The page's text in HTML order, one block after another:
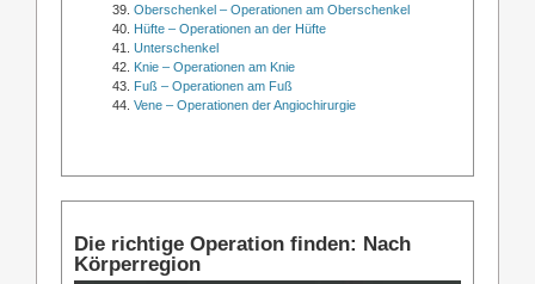
Oberschenkel – Operationen am Oberschenkel
Hüfte – Operationen an der Hüfte
Unterschenkel
Knie – Operationen am Knie
Fuß – Operationen am Fuß
Vene – Operationen der Angiochirurgie
Die richtige Operation finden: Nach
Körperregion